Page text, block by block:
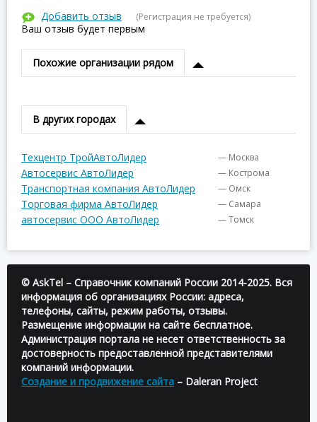
Добавить отзыв (Регистрация не требуется)
Ваш отзыв будет первым
Похожие организации рядом
В других городах
Техцентр ТройАвтоЛидер — Москва
Автосервис АвтоЛидер — Кострома
Транспортная компания АвтоЛидер — Омск
Торговая фирма АвтоЛидер — Самара
автосервис ООО АвтоЛидер — Томск
© AskTel – Справочник компаний России 2014-2025. Вся
информация об организациях России: адреса,
телефоны, сайты, режим работы, отзывы.
Размещение информации на сайте бесплатное.
Администрация портала не несет ответственность за
достоверность предоставленной представителями
компаний информации.
Создание и продвижение сайта – Daleran Project